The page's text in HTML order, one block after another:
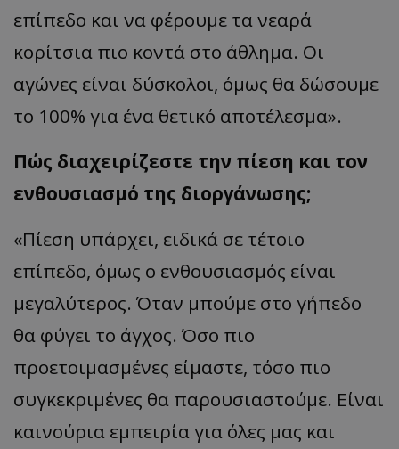
επίπεδο και να φέρουμε τα νεαρά
κορίτσια πιο κοντά στο άθλημα. Οι
αγώνες είναι δύσκολοι, όμως θα δώσουμε
το 100% για ένα θετικό αποτέλεσμα».
Πώς διαχειρίζεστε την πίεση και τον
ενθουσιασμό της διοργάνωσης;
«Πίεση υπάρχει, ειδικά σε τέτοιο
επίπεδο, όμως ο ενθουσιασμός είναι
μεγαλύτερος. Όταν μπούμε στο γήπεδο
θα φύγει το άγχος. Όσο πιο
προετοιμασμένες είμαστε, τόσο πιο
συγκεκριμένες θα παρουσιαστούμε. Είναι
καινούρια εμπειρία για όλες μας και